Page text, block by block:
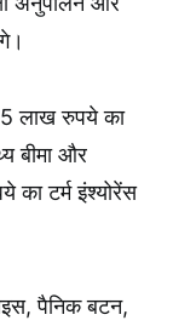
5 लाख रुपये का
बीमा और
का टर्म इंश्योरेंस
पैनिक बटन,